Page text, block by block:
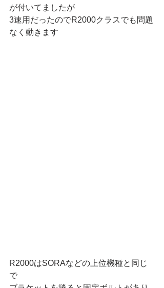
が付いてましたが
3速用だったのでR2000クラスでも問題
なく動きます
R2000はSORAなどの上位機種と同じ
で